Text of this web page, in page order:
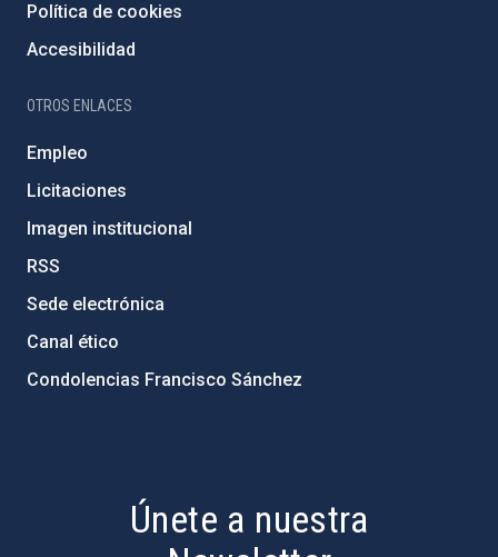
Política de cookies
Accesibilidad
OTROS ENLACES
Empleo
Licitaciones
Imagen institucional
RSS
Sede electrónica
Canal ético
Condolencias Francisco Sánchez
Únete a nuestra